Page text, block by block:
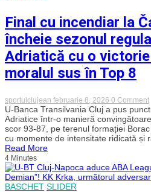
în
Final cu incendiar la
încheie sezonul
Adriatică cu o
moralul sus în Top 8
sportulclujean februarie 8, 2026 0 Comment
U-Banca Transilvania Cluj a pus
Adriatice într-o manieră
scor 93-87, pe terenul formației
cu momente de intensitate ridicată și
Read More
4 Minutes
BASCHET SLIDER